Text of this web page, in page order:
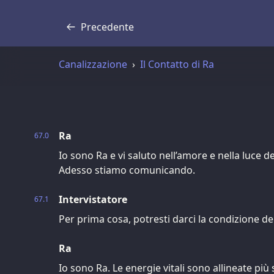
Precedente
Trascrizione
Canalizzazione Il Contatto di Ra
67.0
Ra
Io sono Ra e vi saluto nell’amore e nella luce
Adesso stiamo comunicando.
67.1
Intervistatore
Per prima cosa, potresti darci la condizione
Ra
Io sono Ra. Le energie vitali sono allineate